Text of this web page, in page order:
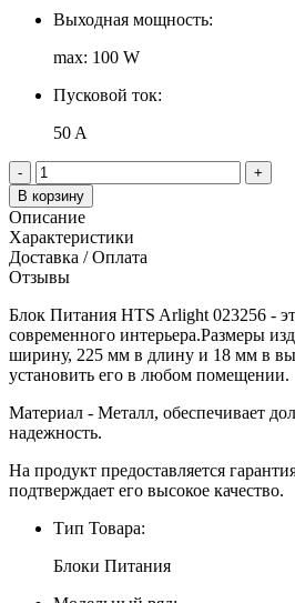
Выходная мощность:
max: 100 W
Пусковой ток:
50 A
-
+
В корзину
Описание
Характеристики
Доставка / Оплата
Отзывы
Блок Питания HTS Arlight 023256 -
современного интерьера.Размеры
ширину, 225 мм в длину и 18 мм в
установить его в любом помещении.
Материал - Металл, обеспечивает
надежность.
На продукт предоставляется
подтверждает его высокое качество.
Тип Товара:
Блоки Питания